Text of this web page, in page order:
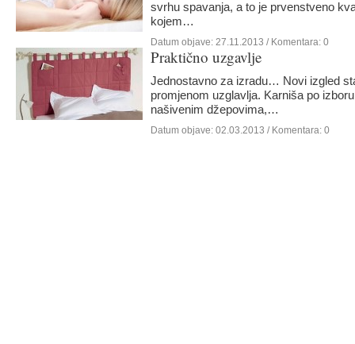
svrhu spavanja, a to je prvenstveno
kojem…
Datum objave: 27.11.2013 / Komentara: 0
Praktično uzgavlje
Jednostavno za izradu… Novi izgled
promjenom uzglavlja. Karniša po
našivenim džepovima,…
Datum objave: 02.03.2013 / Komentara: 0